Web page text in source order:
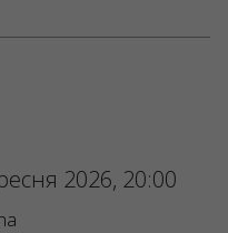
is carried out via form
events
2026, 20:00